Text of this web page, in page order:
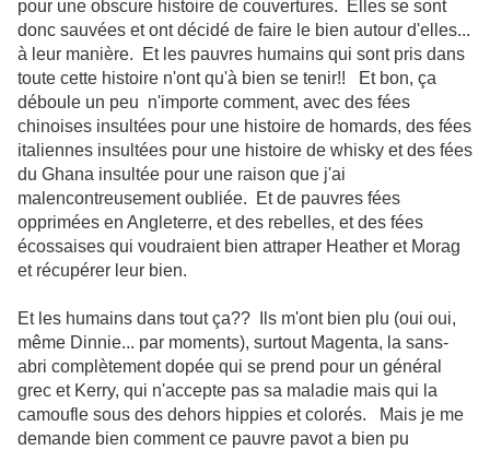
pour une obscure histoire de couvertures. Elles se sont
donc sauvées et ont décidé de faire le bien autour d'elles...
à leur manière. Et les pauvres humains qui sont pris dans
toute cette histoire n'ont qu'à bien se tenir!! Et bon, ça
déboule un peu n'importe comment, avec des fées
chinoises insultées pour une histoire de homards, des fées
italiennes insultées pour une histoire de whisky et des fées
du Ghana insultée pour une raison que j'ai
malencontreusement oubliée. Et de pauvres fées
opprimées en Angleterre, et des rebelles, et des fées
écossaises qui voudraient bien attraper Heather et Morag
et récupérer leur bien.
Et les humains dans tout ça?? Ils m'ont bien plu (oui oui,
même Dinnie... par moments), surtout Magenta, la sans-
abri complètement dopée qui se prend pour un général
grec et Kerry, qui n'accepte pas sa maladie mais qui la
camoufle sous des dehors hippies et colorés. Mais je me
demande bien comment ce pauvre pavot a bien pu